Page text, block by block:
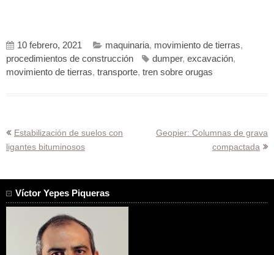
10 febrero, 2021 maquinaria, movimiento de tierras,
procedimientos de construcción
dumper, excavación,
movimiento de tierras, transporte, tren sobre orugas
Navegación
de
Estabilización de suelos con
ligantes bituminosos
Geopier: Columnas de grava
compactada
Víctor Yepes Piqueras